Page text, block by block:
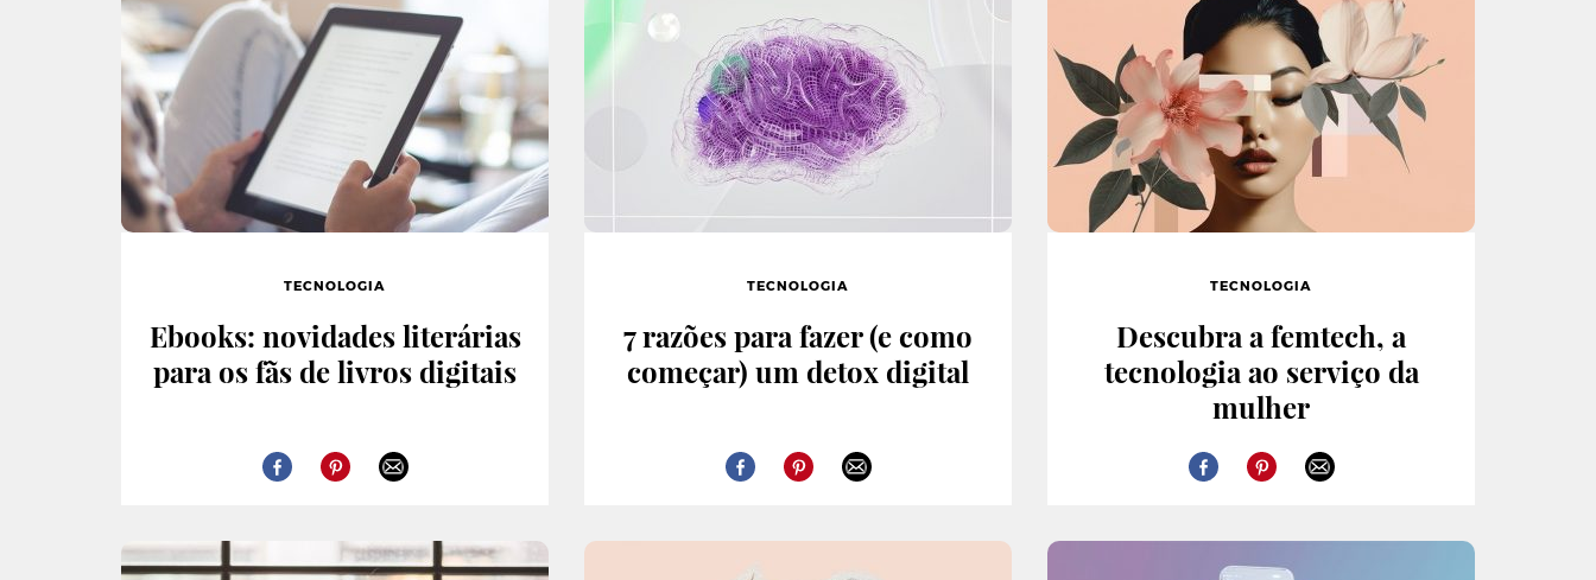
TECNOLOGIA
Ebooks: novidades literárias
para os fãs de livros digitais
TECNOLOGIA
7 razões para fazer (e como
começar) um detox digital
TECNOLOGIA
Descubra a femtech, a
tecnologia ao serviço da
mulher